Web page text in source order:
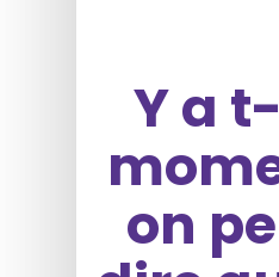
Y a
on